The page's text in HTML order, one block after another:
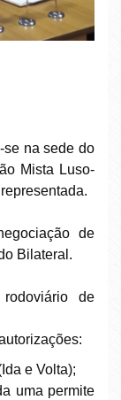
se na sede do
Mista Luso-
de
Bilateral.
de
e Volta);
uma permite